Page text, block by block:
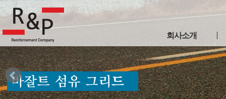
회사소개
인사말
사업연혁
인증현황